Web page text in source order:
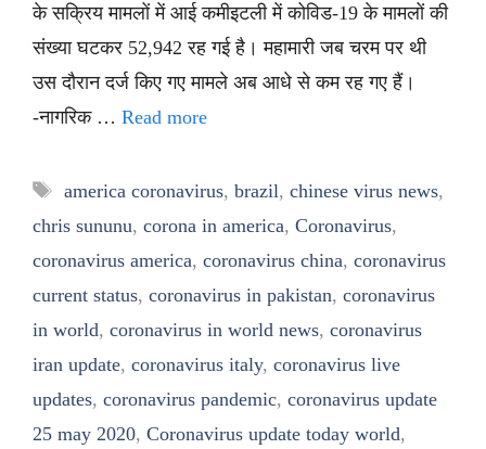
के सक्रिय मामलों में आई कमीइटली में कोविड-19 के मामलों की
संख्या घटकर 52,942 रह गई है। महामारी जब चरम पर थी
उस दौरान दर्ज किए गए मामले अब आधे से कम रह गए हैं।
-नागरिक … Read more
Tags
america coronavirus, brazil, chinese virus news,
chris sununu, corona in america, Coronavirus,
coronavirus america, coronavirus china, coronavirus
current status, coronavirus in pakistan, coronavirus
in world, coronavirus in world news, coronavirus
iran update, coronavirus italy, coronavirus live
updates, coronavirus pandemic, coronavirus update
25 may 2020, Coronavirus update today world,